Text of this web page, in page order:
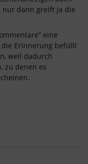
nur dann greift ja die
eine
die Erinnerung befüllt
weil dadurch
zu denen es